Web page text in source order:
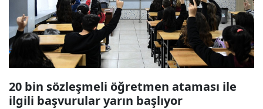
20 bin sözleşmeli öğretmen ataması ile
ilgili başvurular yarın başlıyor